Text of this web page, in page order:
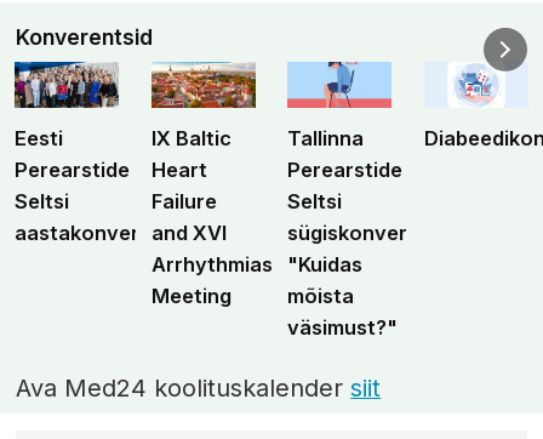
Konverentsid
Eesti
Perearstide
Seltsi
aastakonverents
IX Baltic
Heart
Failure
and XVI
Arrhythmias
Meeting
Tallinna
Perearstide
Seltsi
sügiskonverents
"Kuidas
mõista
väsimust?"
Ava Med24 koolituskalendersiit